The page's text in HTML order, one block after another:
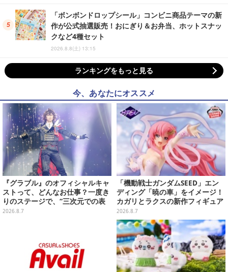
「ボンボンドロップシール」コンビニ商品テーマの新
作が公式抽選販売！おにぎり＆お弁当、ホットスナッ
クなど4種セット
2026.8.8(土) 13:15
ランキングをもっと見る
今、あなたにオススメ
『グラブル』のオフィシャルキャ
ストって、どんなお仕事？一度き
りのステージで、“三次元での表
現”に全力を懸けるキャスト陣の
2026.8.7
「機動戦士ガンダムSEED」エン
ディング「暁の車」をイメージ！
カガリとラクスの新作フィギュア
がプライズに
2026.8.7